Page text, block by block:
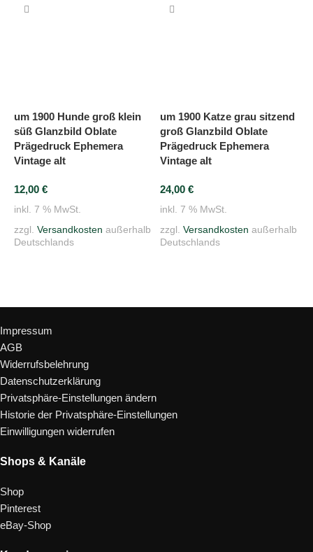
um 1900 Hunde groß klein
süß Glanzbild Oblate
Prägedruck Ephemera
Vintage alt
12,00 €
inkl. 7 % MwSt.
zzgl. Versandkosten außerhalb
Deutschlands
um 1900 Katze grau sitzend
groß Glanzbild Oblate
Prägedruck Ephemera
Vintage alt
24,00 €
inkl. 7 % MwSt.
zzgl. Versandkosten außerhalb
Deutschlands
Impressum
AGB
Widerrufsbelehrung
Datenschutzerklärung
Privatsphäre-Einstellungen ändern
Historie der Privatsphäre-Einstellungen
Einwilligungen widerrufen
Shops & Kanäle
Shop
Pinterest
eBay-Shop